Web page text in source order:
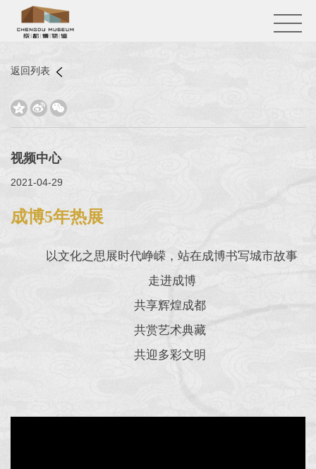
返回列表
  
视频中心
2021-04-29
成博5年热展
以文化之思展时代峥嵘，站在成博书写城市故事
走进成博
共享辉煌成都
共赏艺术典藏
共迎多彩文明